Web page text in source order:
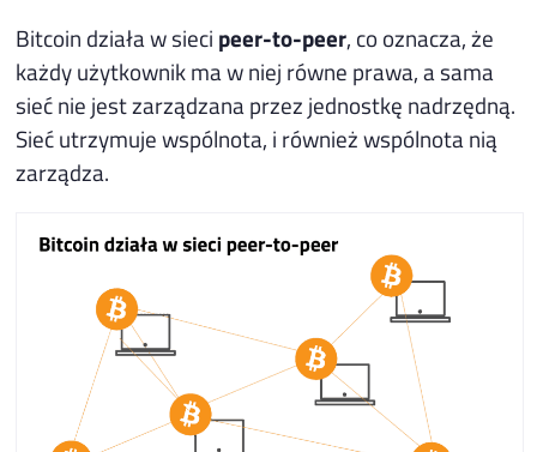
Bitcoin działa w sieci peer-to-peer, co oznacza, że
każdy użytkownik ma w niej równe prawa, a sama
sieć nie jest zarządzana przez jednostkę nadrzędną.
Sieć utrzymuje wspólnota, i również wspólnota nią
zarządza.